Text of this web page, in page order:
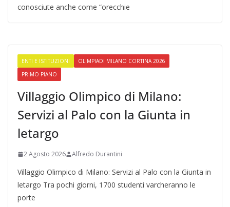
conosciute anche come “orecchie
ENTI E ISTITUZIONI
OLIMPIADI MILANO CORTINA 2026
PRIMO PIANO
Villaggio Olimpico di Milano:
Servizi al Palo con la Giunta in
letargo
2 Agosto 2026 Alfredo Durantini
Villaggio Olimpico di Milano: Servizi al Palo con la Giunta in
letargo Tra pochi giorni, 1700 studenti varcheranno le
porte